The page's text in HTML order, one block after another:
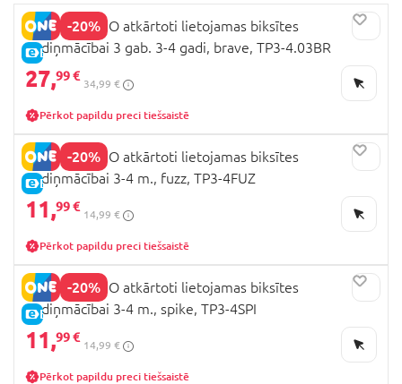
-20%
E-CENA
BAMBINO MIO atkārtoti lietojamas biksītes
podiņmācībai 3 gab. 3-4 gadi, brave, TP3-4.03BR
27,99 €
34,99 €
Pērkot papildu preci tiešsaistē
-20%
E-CENA
BAMBINO MIO atkārtoti lietojamas biksītes
podiņmācībai 3-4 m., fuzz, TP3-4FUZ
11,99 €
14,99 €
Pērkot papildu preci tiešsaistē
-20%
E-CENA
BAMBINO MIO atkārtoti lietojamas biksītes
podiņmācībai 3-4 m., spike, TP3-4SPI
11,99 €
14,99 €
Pērkot papildu preci tiešsaistē